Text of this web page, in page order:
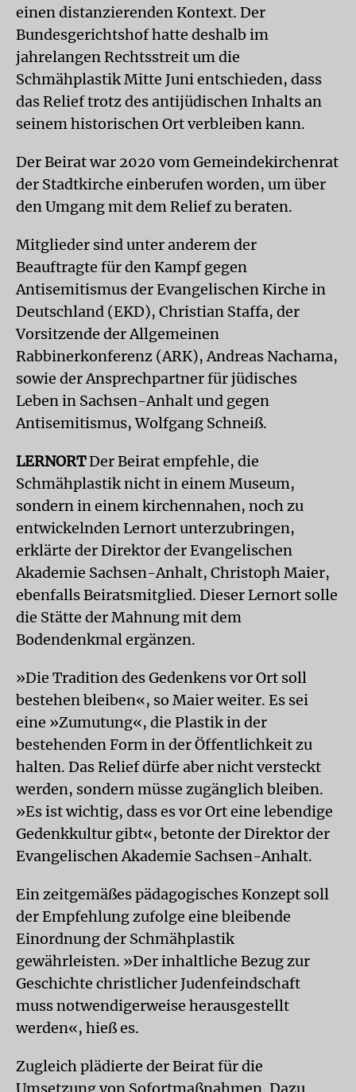
einen distanzierenden Kontext. Der
Bundesgerichtshof hatte deshalb im
jahrelangen Rechtsstreit um die
Schmähplastik Mitte Juni entschieden, dass
das Relief trotz des antijüdischen Inhalts an
seinem historischen Ort verbleiben kann.
Der Beirat war 2020 vom Gemeindekirchenrat
der Stadtkirche einberufen worden, um über
den Umgang mit dem Relief zu beraten.
Mitglieder sind unter anderem der
Beauftragte für den Kampf gegen
Antisemitismus der Evangelischen Kirche in
Deutschland (EKD), Christian Staffa, der
Vorsitzende der Allgemeinen
Rabbinerkonferenz (ARK), Andreas Nachama,
sowie der Ansprechpartner für jüdisches
Leben in Sachsen-Anhalt und gegen
Antisemitismus, Wolfgang Schneiß.
LERNORTDer Beirat empfehle, die
Schmähplastik nicht in einem Museum,
sondern in einem kirchennahen, noch zu
entwickelnden Lernort unterzubringen,
erklärte der Direktor der Evangelischen
Akademie Sachsen-Anhalt, Christoph Maier,
ebenfalls Beiratsmitglied. Dieser Lernort solle
die Stätte der Mahnung mit dem
Bodendenkmal ergänzen.
»Die Tradition des Gedenkens vor Ort soll
bestehen bleiben«, so Maier weiter. Es sei
eine »Zumutung«, die Plastik in der
bestehenden Form in der Öffentlichkeit zu
halten. Das Relief dürfe aber nicht versteckt
werden, sondern müsse zugänglich bleiben.
»Es ist wichtig, dass es vor Ort eine lebendige
Gedenkkultur gibt«, betonte der Direktor der
Evangelischen Akademie Sachsen-Anhalt.
Ein zeitgemäßes pädagogisches Konzept soll
der Empfehlung zufolge eine bleibende
Einordnung der Schmähplastik
gewährleisten. »Der inhaltliche Bezug zur
Geschichte christlicher Judenfeindschaft
muss notwendigerweise herausgestellt
werden«, hieß es.
Zugleich plädierte der Beirat für die